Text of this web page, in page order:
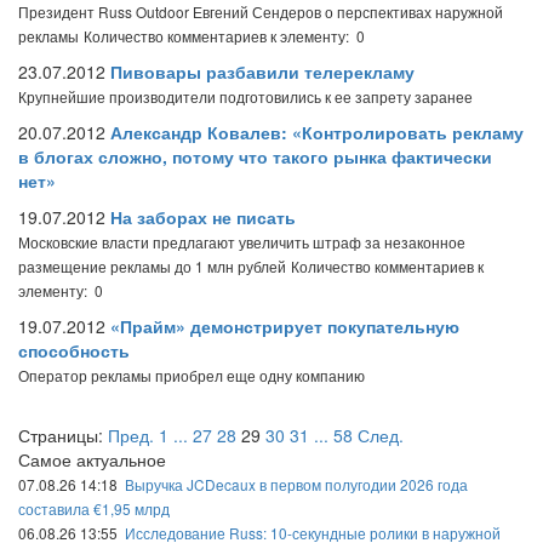
Президент Russ Outdoor Евгений Сендеров о перспективах наружной
рекламы Количество комментариев к элементу: 0
23.07.2012 Пивовары разбавили телерекламу
Крупнейшие производители подготовились к ее запрету заранее
20.07.2012 Александр Ковалев: «Контролировать рекламу
в блогах сложно, потому что такого рынка фактически
нет»
19.07.2012 На заборах не писать
Московские власти предлагают увеличить штраф за незаконное
размещение рекламы до 1 млн рублей Количество комментариев к
элементу: 0
19.07.2012 «Прайм» демонстрирует покупательную
способность
Оператор рекламы приобрел еще одну компанию
Страницы: Пред. 1 ... 27 28 29 30 31 ... 58 След.
Самое актуальное
07.08.26 14:18 Выручка JCDecaux в первом полугодии 2026 года
составила €1,95 млрд
06.08.26 13:55 Исследование Russ: 10-секундные ролики в наружной